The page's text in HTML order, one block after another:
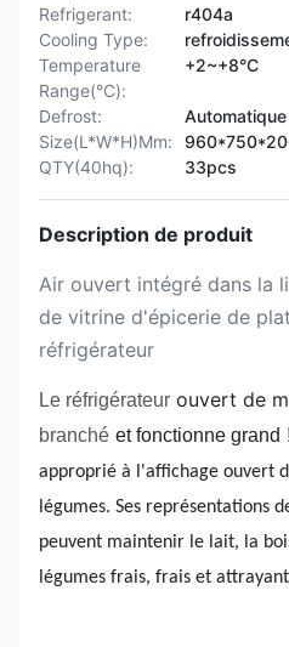
Refrigerant:
r404a
Cooling Type:
Temperature
Range(°C):
+2~+8°C
Defrost:
Automatique
Size(L*W*H)Mm:
QTY(40hq):
33pcs
Description de produit
Air ouvert intégré dans la
de vitrine d'épicerie de
réfrigérateur
Le réfrigérateur ouvert de
branché et fonctionne grand !
approprié à l'affichage ouvert
légumes. Ses représentations
peuvent maintenir le lait, la
légumes frais, frais et